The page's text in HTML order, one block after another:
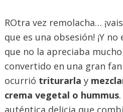
ROtra vez remolacha…
que es una obsesión! ¡Y
que no la apreciaba
convertido en una gran
ocurrió triturarla y
crema vegetal o hummus